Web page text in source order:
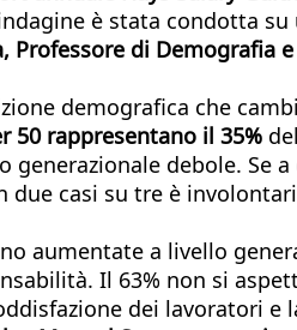
è stata condotta
Professore di Demografia
demografica che
50 rappresentano il 35%
generazionale debole.
casi su tre è
aumentate a livello
Il 63% non si
dei lavoratori